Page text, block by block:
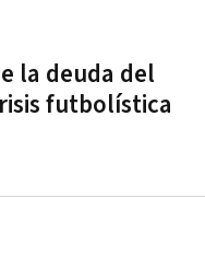
la deuda del
futbolística